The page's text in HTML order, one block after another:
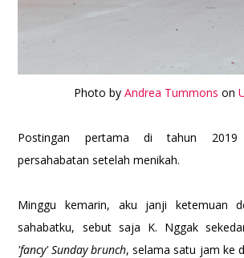
Photo by Andrea Tummons on
Postingan pertama di tahun 2019
persahabatan setelah menikah.
Minggu kemarin, aku janji ketemuan
sahabatku, sebut saja K. Nggak
'fancy' Sunday brunch, selama satu jam ke